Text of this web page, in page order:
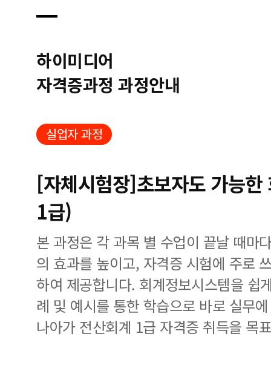
하이미디어
자격증과정 과정안내
실업자 과정
[자체시험장]초보자도 가능한
1급)
본 과정은 각 과목 별 수업이 끝날 때마
의 효과를 높이고, 자격증 시험에 주로
하여 제공합니다. 회계정보시스템을 쉽
례 및 예시를 통한 학습으로 바로 실무
나아가 전산회계 1급 자격증 취득을 목